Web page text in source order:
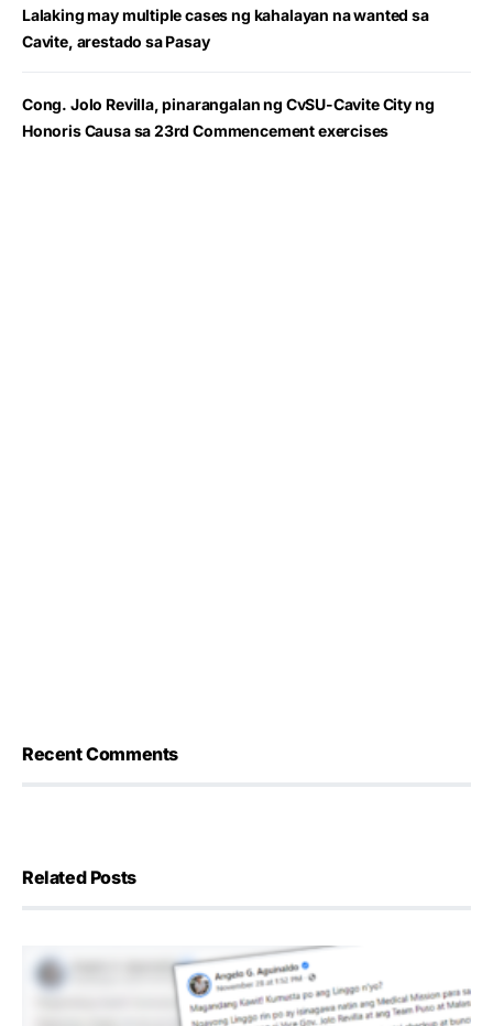
Lalaking may multiple cases ng kahalayan na wanted sa
Cavite, arestado sa Pasay
Cong. Jolo Revilla, pinarangalan ng CvSU-Cavite City ng
Honoris Causa sa 23rd Commencement exercises
Recent Comments
Related Posts